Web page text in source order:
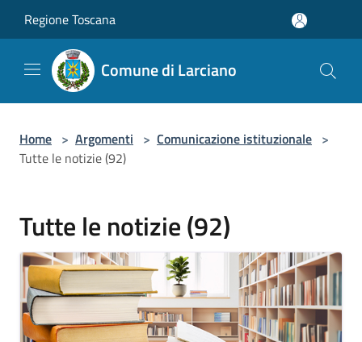
Regione Toscana
Comune di Larciano
Home > Argomenti > Comunicazione istituzionale >
Tutte le notizie (92)
Tutte le notizie (92)